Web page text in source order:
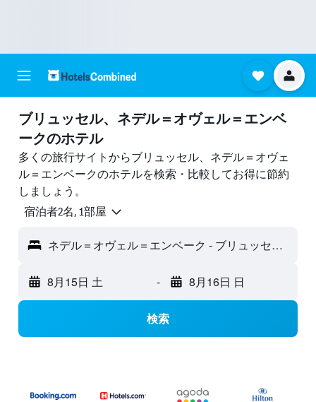
ブリュッセル、ネデル＝オヴェル＝エンベ
ークのホテル
多くの旅行サイトからブリュッセル、ネデル＝オヴェ
ル＝エンベークのホテルを検索・比較してお得に節約
しましょう。
宿泊者2名, 1​部屋
ネデル＝オヴェル＝エンベーク - ブリュッセル, ベルギー
8月15日 土 - 8月16日 日
検索